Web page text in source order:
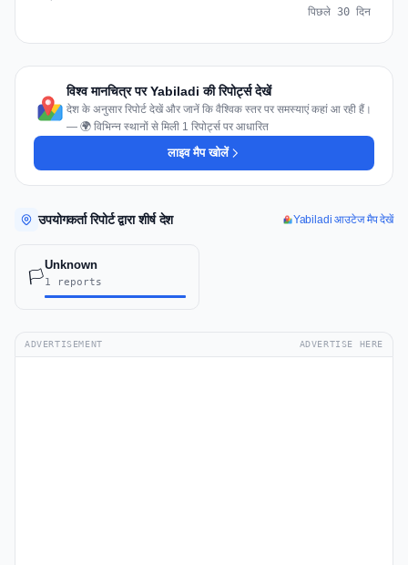
पिछले 30 दिन
विश्व मानचित्र पर Yabiladi की रिपोर्ट्स देखें
देश के अनुसार रिपोर्ट देखें और जानें कि वैश्विक स्तर पर समस्याएं कहां आ रही हैं।
— 🌍 विभिन्न स्थानों से मिली 1 रिपोर्ट्स पर आधारित
लाइव मैप खोलें
उपयोगकर्ता रिपोर्ट द्वारा शीर्ष देश Yabiladi आउटेज मैप देखें
🏳️
Unknown
1 reports
ADVERTISEMENT ADVERTISE HERE